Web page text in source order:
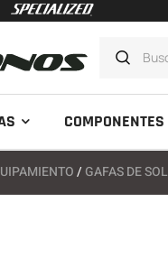
COMPONENTES
/ GAFAS DE SOL